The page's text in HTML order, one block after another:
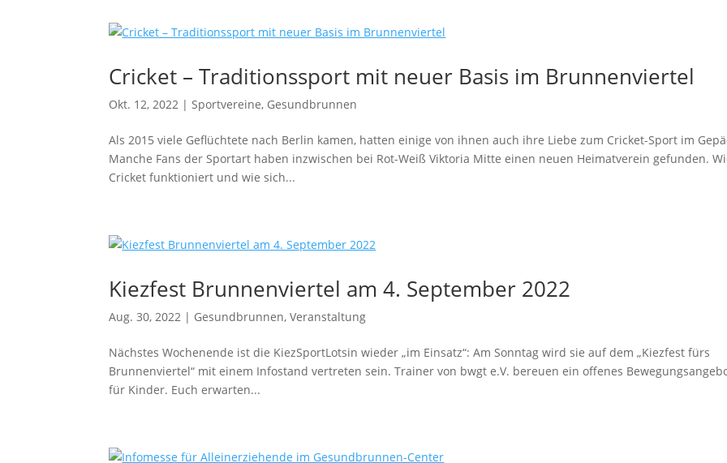
Cricket – Traditionssport mit neuer Basis im Brunnenviertel
Okt. 12, 2022 |Sportvereine, Gesundbrunnen
Als 2015 viele Geflüchtete nach Berlin kamen, hatten einige von ihnen auch ihre Liebe zum Cricket-Sport im
Manche Fans der Sportart haben inzwischen bei Rot-Weiß Viktoria Mitte einen neuen Heimatverein gefunden.
Cricket funktioniert und wie sich...
Kiezfest Brunnenviertel am 4. September 2022
Aug. 30, 2022 | Gesundbrunnen,Veranstaltung
Nächstes Wochenende ist die KiezSportLotsin wieder „im Einsatz“: Am Sonntag wird sie auf dem „Kiezfest fürs
Brunnenviertel“ mit einem Infostand vertreten sein. Trainer von bwgt e.V. bereuen ein offenes
für Kinder. Euch erwarten...